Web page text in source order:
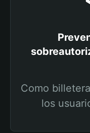
Como
los